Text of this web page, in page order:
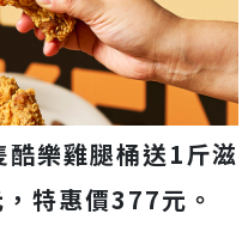
樂雞腿桶送1斤滋
特惠價377元。